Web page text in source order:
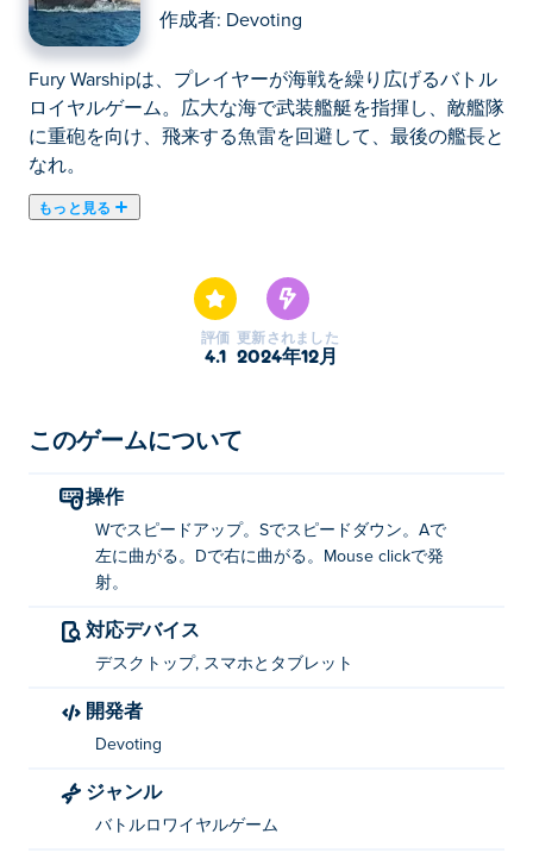
作成者: Devoting
Fury Warshipは、プレイヤーが海戦を繰り広げるバトル
ロイヤルゲーム。広大な海で武装艦艇を指揮し、敵艦隊
に重砲を向け、飛来する魚雷を回避して、最後の艦長と
なれ。
もっと見る
し、攻撃を戦略的に計画し、さまざまなステージで挑戦
的なミッションを完了します。リアルな戦闘効果とスリ
リングな艦対艦戦闘で、これまでにない海戦のアドレナ
Fury Warshipの遊び方は？
スピードアップ: W
スローダウン: S
左：A
右：D
Fury WarshipはDevotingによって作成されました。他の
ゲームもプレイできます Poki (ポキ):
評価
4.1
更新されました
2024年12月
このゲームについて
操作
Wでスピードアップ。Sでスピードダウン。Aで
左に曲がる。Dで右に曲がる。Mouse clickで発
射。
対応デバイス
デスクトップ, スマホとタブレット
開発者
Devoting
ジャンル
バトルロワイヤルゲーム